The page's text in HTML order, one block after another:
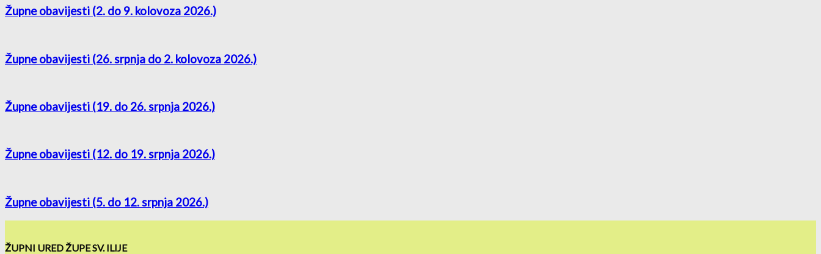
Župne obavijesti (2. do 9. kolovoza 2026.)
Župne obavijesti (26. srpnja do 2. kolovoza 2026.)
Župne obavijesti (19. do 26. srpnja 2026.)
Župne obavijesti (12. do 19. srpnja 2026.)
Župne obavijesti (5. do 12. srpnja 2026.)
ŽUPNI URED ŽUPE SV. ILIJE